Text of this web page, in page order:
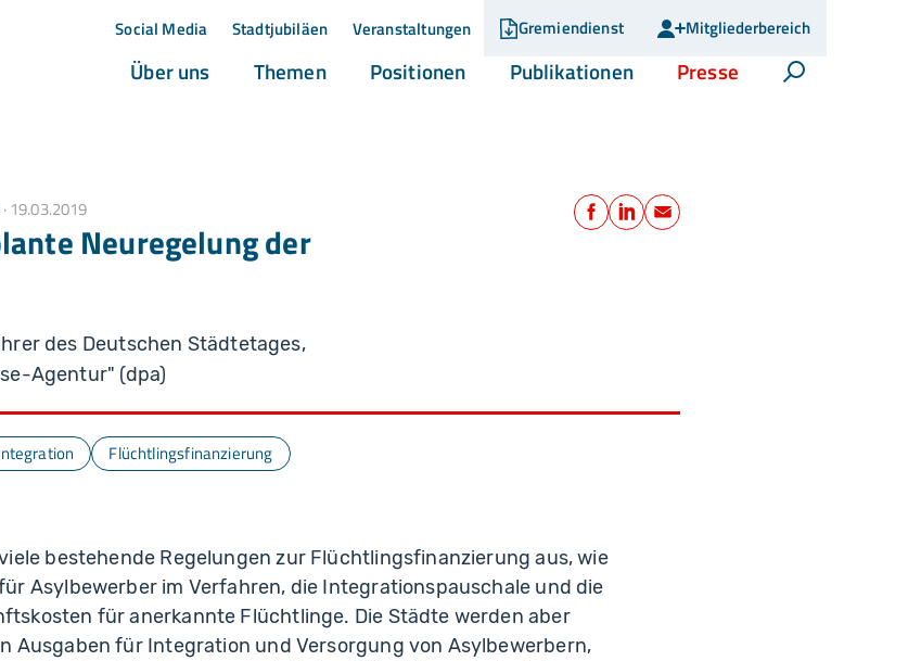
Social Media Stadtjubiläen Veranstaltungen Gremiendienst Mitgliederbereich
Über uns(current)Themen(current)Positionen(current)Publikationen(current)Presse (current)Suche öffnen
19.03.2019
Neuregelung der
des Deutschen Städtetages,
Agentur" (dpa)
Teilen
Facebook
LinkedIn
E-Mail
Flüchtlingsfinanzierung
bestehende Regelungen zur Flüchtlingsfinanzierung aus, wie
Asylbewerber im Verfahren, die Integrationspauschale und die
für anerkannte Flüchtlinge. Die Städte werden aber
Ausgaben für Integration und Versorgung von Asylbewerbern,